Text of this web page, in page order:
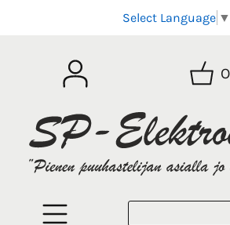
Select Language ▼